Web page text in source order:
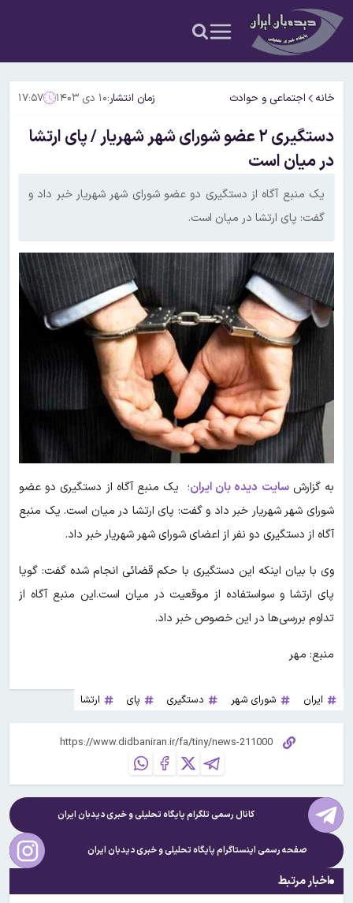
خانه اجتماعی و حوادث زمان انتشار:۱۰ دی ۱۴۰۳ ۱۷:۵۷
دستگیری ۲ عضو شورای شهر شهریار / پای ارتشا
در میان است
یک منبع آگاه از دستگیری دو عضو شورای شهر شهریار خبر داد و
گفت: پای ارتشا در میان است.
به گزارشسایت دیده بان ایران؛ یک منبع آگاه از دستگیری دو عضو
شورای شهر شهریار خبر داد و گفت: پای ارتشا در میان است. یک منبع
آگاه از دستگیری دو نفر از اعضای شورای شهر شهریار خبر داد.
وی با بیان اینکه این دستگیری با حکم قضائی انجام شده گفت: گویا
پای ارتشا و سواستفاده از موقعیت در میان است.این منبع آگاه از
تداوم بررسی‌ها در این خصوص خبر داد.
منبع: مهر
ایران شورای شهر دستگیری پای ارتشا
کانال رسمی تلگرام پایگاه تحلیلی و خبریدیدبان ایران
صفحه رسمی اینستاگرام پایگاه تحلیلی و خبریدیدبان ایران
اخبار مرتبط